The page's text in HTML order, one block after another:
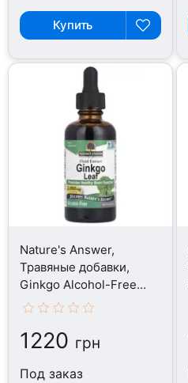
Купить
Nature's Answer,
Травяные добавки,
Ginkgo Alcohol-Free
500 mg, 60 мл
1220 грн
Под заказ